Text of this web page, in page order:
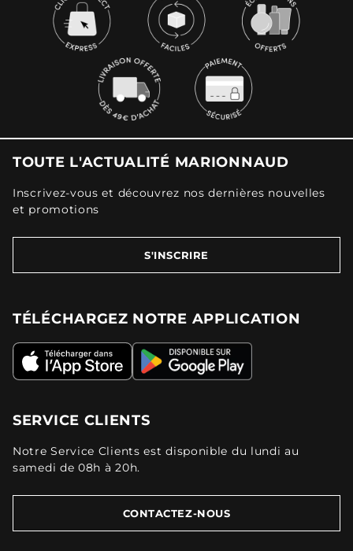
TOUTE L'ACTUALITÉ MARIONNAUD
Inscrivez-vous et découvrez nos dernières nouvelles
et promotions
S'INSCRIRE
TÉLÉCHARGEZ NOTRE APPLICATION
SERVICE CLIENTS
Notre Service Clients est disponible du lundi au
samedi de 08h à 20h.
CONTACTEZ-NOUS